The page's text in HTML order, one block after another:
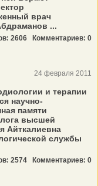
врач
...
2606 Комментариев: 0
24 февраля 2011
и терапии
научно-
памяти
высшей
Айткалиевна
службы
2574 Комментариев: 0